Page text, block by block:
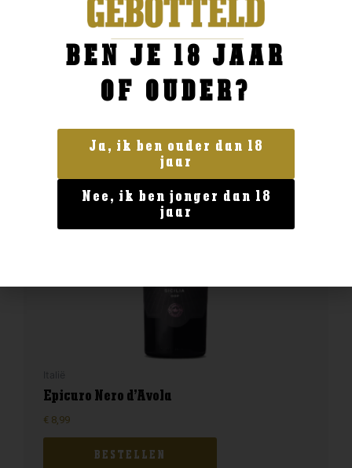
Epicuro Nero d’Avola
€ 8,99
BESTELLEN
BEN JE 18 JAAR
OF OUDER?
Ja, ik ben ouder dan 18
jaar
Nee, ik ben jonger dan 18
jaar